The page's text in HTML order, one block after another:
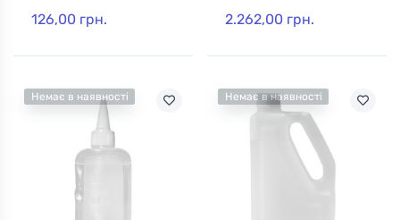
126,00 грн. 2.262,00 грн.
Немає в наявності Немає в наявності